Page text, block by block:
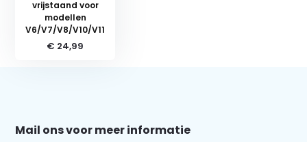
vrijstaand voor
modellen
V6/V7/V8/V10/V11
€ 24,99
Mail ons voor meer informatie
Schrijf je in voor onze nieuwsbrief: